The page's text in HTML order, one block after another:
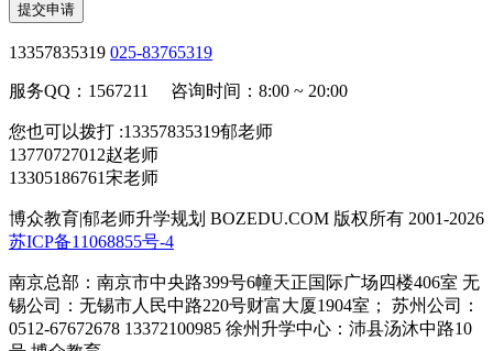
提交申请
13357835319 025-83765319
服务QQ：1567211 咨询时间：8:00 ~ 20:00
您也可以拨打 :13357835319郁老师
13770727012赵老师
13305186761宋老师
博众教育|郁老师升学规划 BOZEDU.COM 版权所有 2001-2026
苏ICP备11068855号-4
南京总部：南京市中央路399号6幢天正国际广场四楼406室 无
锡公司：无锡市人民中路220号财富大厦1904室； 苏州公司：
0512-67672678 13372100985 徐州升学中心：沛县汤沐中路10